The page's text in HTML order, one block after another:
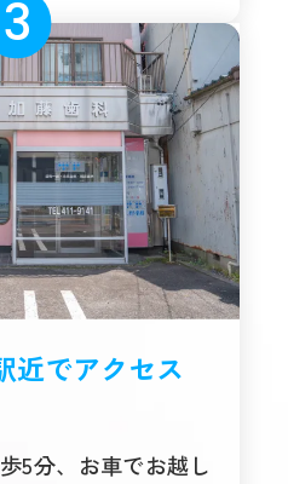
近でアクセス
5分、お車でお越し